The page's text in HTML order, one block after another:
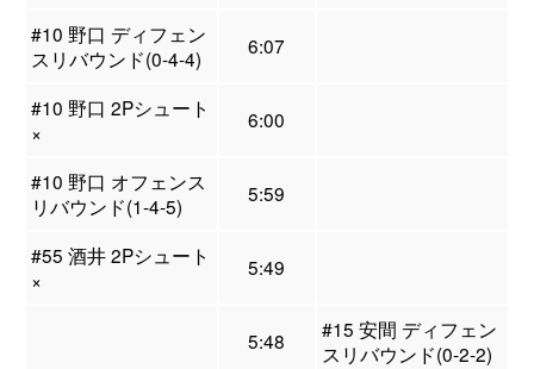
#10 野口 ディフェン
スリバウンド(0-4-4)
6:07
#10 野口 2Pシュート
×
6:00
#10 野口 オフェンス
リバウンド(1-4-5)
5:59
#55 酒井 2Pシュート
×
5:49
5:48
#15 安間 ディフェン
スリバウンド(0-2-2)